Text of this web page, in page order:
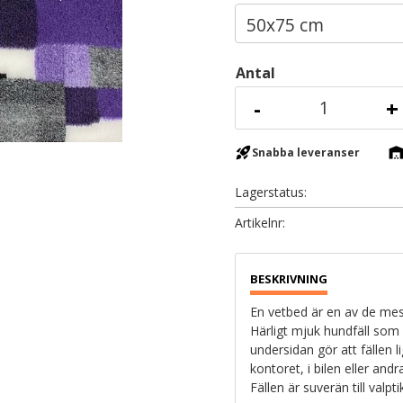
Antal
+
-
rocket_launchSnabba leveranser
Lagerstatus
Artikelnr
En vetbed är en av de
Härligt mjuk hundfäll
undersidan gör att fällen
kontoret, i bilen eller
Fällen är suverän till